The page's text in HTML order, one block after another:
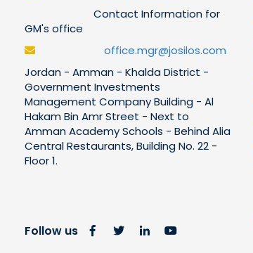
Contact Information for
GM's office
office.mgr@josilos.com
Jordan - Amman - Khalda District -
Government Investments
Management Company Building - Al
Hakam Bin Amr Street - Next to
Amman Academy Schools - Behind Alia
Central Restaurants, Building No. 22 -
Floor 1.
Follow us